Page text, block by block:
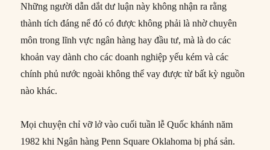
Những người dẫn dắt dư luận này không nhận ra rằng
thành tích đáng nể đó có được không phải là nhờ chuyên
môn trong lĩnh vực ngân hàng hay đầu tư, mà là do các
khoản vay dành cho các doanh nghiệp yếu kém và các
chính phủ nước ngoài không thể vay được từ bất kỳ nguồn
nào khác.
Mọi chuyện chỉ vỡ lở vào cuối tuần lễ Quốc khánh năm
1982 khi Ngân hàng Penn Square Oklahoma bị phá sản.